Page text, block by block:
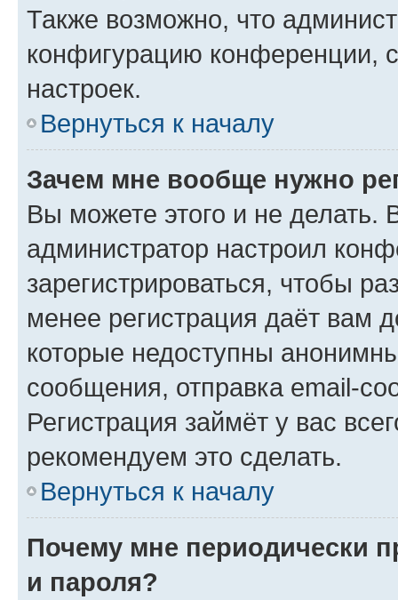
Также возможно, что
конфигурацию конференции,
настроек.
Вернуться к началу
Зачем мне вообще нужно
Вы можете этого и не делать.
администратор настроил
зарегистрироваться, чтобы
менее регистрация даёт вам
которые недоступны
сообщения, отправка email-
Регистрация займёт у вас
рекомендуем это сделать.
Вернуться к началу
Почему мне периодически
и пароля?